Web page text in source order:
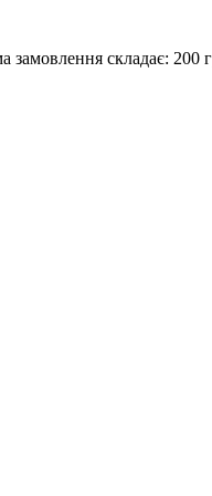
складає: 200